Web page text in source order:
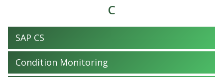
C
SAP CS
Condition Monitoring